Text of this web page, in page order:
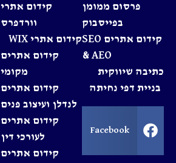
פרסום ממומן
בפייסבוק
קידום אתרים SEO
& AEO
כתיבה שיווקית
בניית דפי נחיתה
Facebook
קידום אתרי
וורדפרס
קידום אתרי WIX
קידום אתרים
מקומי
קידום אתרים
לנדלן ועיצוב פנים
קידום אתרים
לעורכי דין
קידום אתרים